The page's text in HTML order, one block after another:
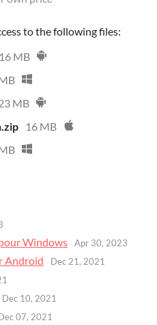
to the following files:
16 MB
MB
16 MB
Windows Apr 30, 2023
Android Dec 21, 2021
Dec 10, 2021
07, 2021